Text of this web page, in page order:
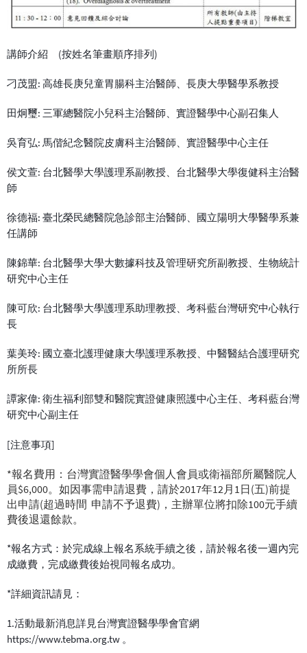
講師介紹 (按姓名筆畫順序排列)
刁茂盟: 高雄長庚兒童胃腸科主治醫師、長庚大學醫學系教授
田炯璽: 三軍總醫院小兒科主治醫師、實證醫學中心副召集人
吳育弘: 馬偕紀念醫院皮膚科主治醫師、實證醫學中心主任
侯文萱: 台北醫學大學護理系副教授、台北醫學大學復健科主治醫
師
徐德福: 臺北榮民總醫院急診部主治醫師、國立陽明大學醫學系兼
任講師
陳錦華: 台北醫學大學大數據科技及管理研究所副教授、生物統計
研究中心主任
陳可欣: 台北醫學大學護理系助理教授、考科藍台灣研究中心執行
長
葉美玲: 國立臺北護理健康大學護理系教授、中醫醫結合護理研究
所所長
譚家偉: 衛生福利部雙和醫院實證健康照護中心主任、考科藍台灣
研究中心副主任
[注意事項]
*報名費用：台灣實證醫學學會個人會員或衛福部所屬醫院人
員$6,000。如因事需申請退費，請於2017年12月1日(五)前提
出申請(超過時間 申請不予退費)，主辦單位將扣除100元手續
費後退還餘款。
*報名方式：於完成線上報名系統手續之後，請於報名後一週內完
成繳費，完成繳費後始視同報名成功。
*詳細資訊請見：
1.活動最新消息詳見台灣實證醫學學會官網
https://www.tebma.org.tw 。